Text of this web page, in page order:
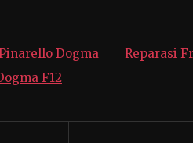
Dogma
Reparasi
F12